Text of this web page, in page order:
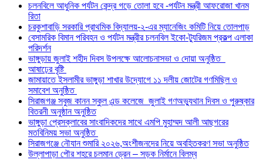
চলনবিলে আধুনিক পর্যটন কেন্দ্র গড়ে তোলা হবে -পর্যটন মন্ত্রী আফরোজা খানম
রিতা
চরকুশাবাড়ি সরকারি প্রাথমিক বিদ্যালয়-২-এর ম্যানেজিং কমিটি নিয়ে তোলপাড়
বেসামরিক বিমান পরিবহন ও পর্যটন মন্ত্রীর চলনবিল ইকো-ট্যুরিজম প্রকল্প এলাকা
পরিদর্শন
ভাঙ্গুড়ায় জুলাই শহীদ দিবস উপলক্ষে আলোচনাসভা ও দোয়া অনুষ্ঠিত
আষাঢ়ের বৃষ্টি
জামায়াতে ইসলামীর ভাঙ্গুড়া শাখার উদ্যোগে ১১ দলীয় জোটের গণমিছিল ও
সমাবেশ অনুষ্ঠিত
সিরাজগঞ্জ সবুজ কানন স্কুল এন্ড কলেজে জুলাই গণঅভ্যুথান দিবস ও পুরুষ্কার
বিতরনী অনুষ্ঠান অনুষ্ঠিত
ভাঙ্গুড়া প্রেসক্লাবের সাংবাদিকদের সাথে এমপি মুহাম্মদ আলী আছগরের
মতবিনিময় সভা অনুষ্ঠিত
সিরাজগঞ্জে নৌযান শুমারি ২০২৬,অংশীজনদের নিয়ে অবহিতকরণ সভা অনুষ্ঠিত
উল্লাপাড়া পৌর শহরে চলমান ড্রেন – সড়ক নির্মানে বিলম্ব